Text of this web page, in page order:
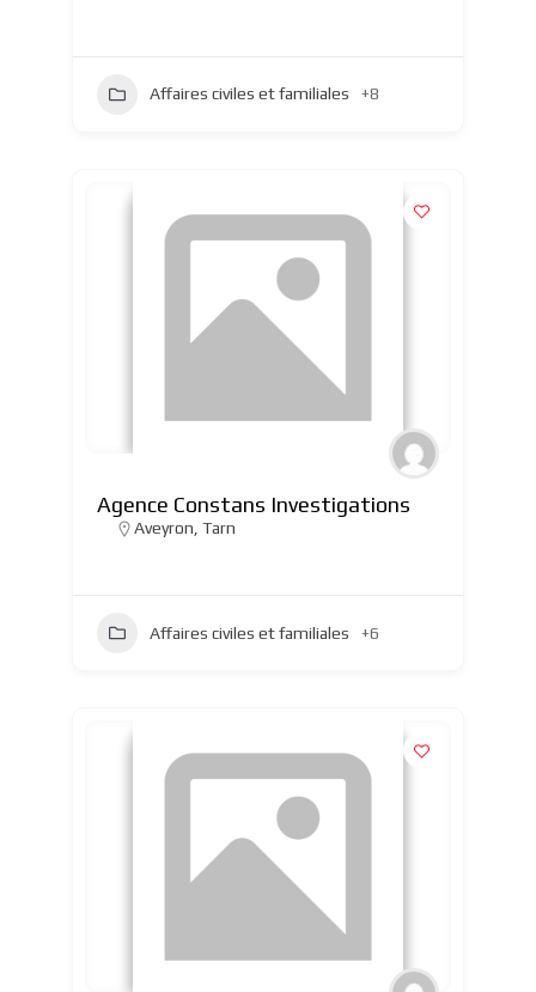
Affaires civiles et familiales +8
Agence Constans Investigations
Aveyron, Tarn
Affaires civiles et familiales +6